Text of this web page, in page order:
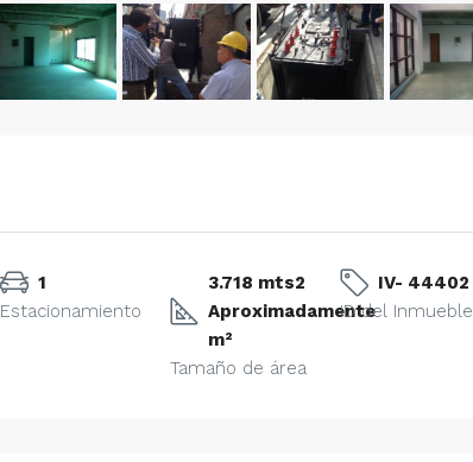
1
Estacionamiento
3.718 mts2
Aproximadamente
m²
Tamaño de área
IV- 44402
ID del Inmueble